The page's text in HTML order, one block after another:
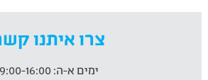
צרו איתנו
ימים א-ה: